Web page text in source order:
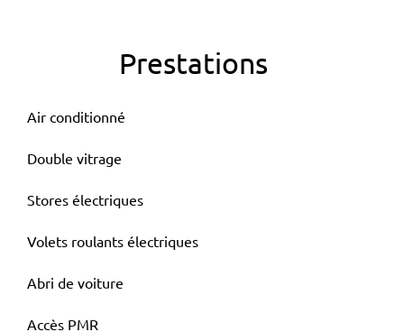
Prestations
Air conditionné
Double vitrage
Stores électriques
Volets roulants électriques
Abri de voiture
Accès PMR